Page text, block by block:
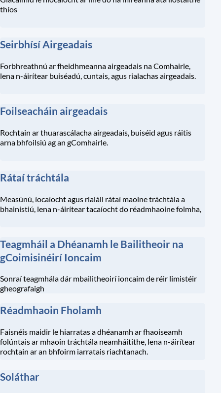
thíos
Seirbhísí Airgeadais
Forbhreathnú ar fheidhmeanna airgeadais na Comhairle,
lena n-áirítear buiséadú, cuntais, agus rialachas airgeadais.
Foilseacháin airgeadais
Rochtain ar thuarascálacha airgeadais, buiséid agus ráitis
arna bhfoilsiú ag an gComhairle.
Rátaí tráchtála
Measúnú, íocaíocht agus rialáil rátaí maoine tráchtála a
bhainistiú, lena n-áirítear tacaíocht do réadmhaoine folmha,
Teagmháil a Dhéanamh le Bailitheoir na
gCoimisinéirí Ioncaim
Sonraí teagmhála dár mbailitheoirí ioncaim de réir limistéir
gheografaigh
Réadmhaoin Fholamh
Faisnéis maidir le hiarratas a dhéanamh ar fhaoiseamh
folúntais ar mhaoin tráchtála neamháitithe, lena n-áirítear
rochtain ar an bhfoirm iarratais riachtanach.
Soláthar